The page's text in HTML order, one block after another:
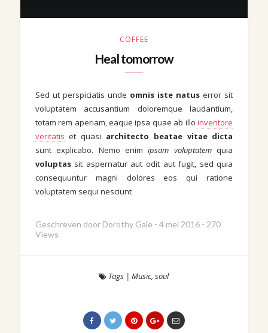
COFFEE
Heal tomorrow
Sed ut perspiciatis unde omnis iste natus error sit
voluptatem accusantium doloremque laudantium,
totam rem aperiam, eaque ipsa quae ab illoinventore
veritatis et quasi architecto beatae vitae dicta
sunt explicabo. Nemo enimipsam voluptatemquia
voluptassit aspernatur aut odit aut fugit, sed quia
consequuntur magni dolores eos qui ratione
voluptatem sequi nesciunt
Geschreven door Dorothy Gale - 4 mei 2016 - 270
Views
Tags |Music ,soul